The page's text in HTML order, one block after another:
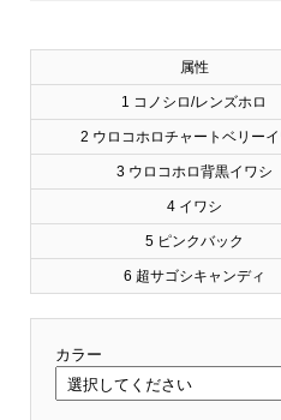
属性
1 コノシロ/レンズホロ
2 ウロコホロチャートベリー
3 ウロコホロ背黒イワシ
4 イワシ
5 ピンクバック
6 超サゴシキャンディ
カラー